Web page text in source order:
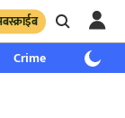
Crime साप्ताहिक